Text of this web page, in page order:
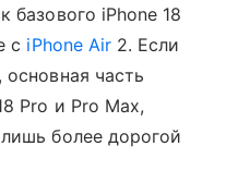
базового iPhone 18
с iPhone Air2. Если
основная часть
Pro и Pro Max,
более дорогой